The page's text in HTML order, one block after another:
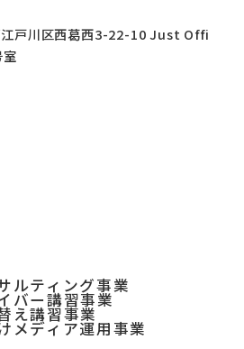
戸川区西葛西3-22-10 Just Offi
ルティング事業
バー講習事業
え講習事業
メディア運用事業